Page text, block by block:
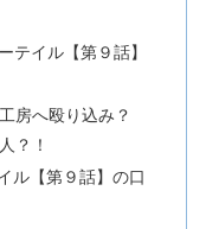
テイル【第９話】
房へ殴り込み？
？！
ル【第９話】の口